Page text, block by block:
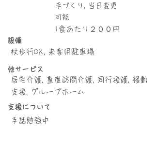
手づくり, 当日変更
可能
1食あたり２００円
設備
杖歩行OK, 来客用駐車場
他サービス
居宅介護, 重度訪問介護, 同行援護, 移動
支援, グループホーム
支援について
手話勉強中